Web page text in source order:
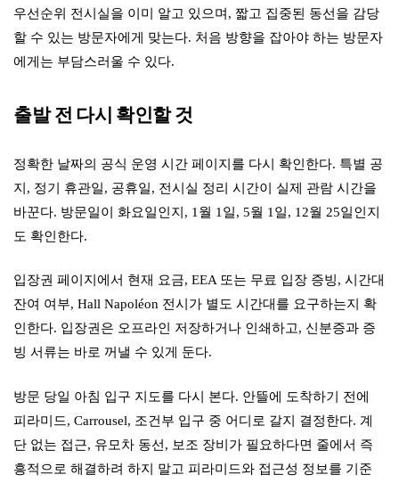
우선순위 전시실을 이미 알고 있으며, 짧고 집중된 동선을 감당
할 수 있는 방문자에게 맞는다. 처음 방향을 잡아야 하는 방문자
에게는 부담스러울 수 있다.
출발 전 다시 확인할 것
정확한 날짜의 공식 운영 시간 페이지를 다시 확인한다. 특별 공
지, 정기 휴관일, 공휴일, 전시실 정리 시간이 실제 관람 시간을
바꾼다. 방문일이 화요일인지, 1월 1일, 5월 1일, 12월 25일인지
도 확인한다.
입장권 페이지에서 현재 요금, EEA 또는 무료 입장 증빙, 시간대
잔여 여부, Hall Napoléon 전시가 별도 시간대를 요구하는지 확
인한다. 입장권은 오프라인 저장하거나 인쇄하고, 신분증과 증
빙 서류는 바로 꺼낼 수 있게 둔다.
방문 당일 아침 입구 지도를 다시 본다. 안뜰에 도착하기 전에
피라미드, Carrousel, 조건부 입구 중 어디로 갈지 결정한다. 계
단 없는 접근, 유모차 동선, 보조 장비가 필요하다면 줄에서 즉
흥적으로 해결하려 하지 말고 피라미드와 접근성 정보를 기준